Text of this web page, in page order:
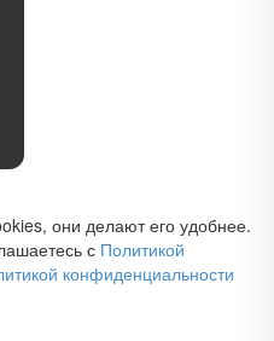
они делают его удобнее.
с Политикой
конфиденциальности